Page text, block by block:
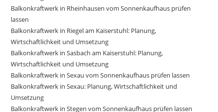
Balkonkraftwerk in Rheinhausen vom Sonnenkaufhaus prüfen
lassen
Balkonkraftwerk in Riegel am Kaiserstuhl: Planung,
Wirtschaftlichkeit und Umsetzung
Balkonkraftwerk in Sasbach am Kaiserstuhl: Planung,
Wirtschaftlichkeit und Umsetzung
Balkonkraftwerk in Sexau vom Sonnenkaufhaus prüfen lassen
Balkonkraftwerk in Sexau: Planung, Wirtschaftlichkeit und
Umsetzung
Balkonkraftwerk in Stegen vom Sonnenkaufhaus prüfen lassen